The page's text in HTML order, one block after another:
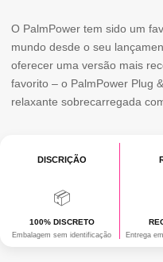
O PalmPower tem sido um
mundo desde o seu
oferecer uma versão mais
favorito – o PalmPower Plug
relaxante sobrecarregada
DISCRIÇÃO
📦
100% DISCRETO
Embalagem sem identificação Entrega